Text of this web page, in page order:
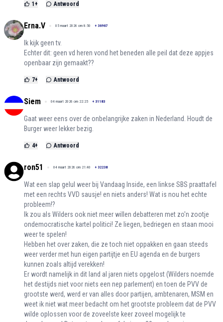
1 + Antwoord
Erna.V 05 maart 2026 om 8:50 + 36967
Ik kijk geen tv.
Echter dit: geen vd heren vond het beneden alle peil dat deze appjes
openbaar zijn gemaakt??
7+ Antwoord
Siem 04 maart 2026 om 22:25 + 31183
Gaat weer eens over de onbelangrijke zaken in Nederland. Houdt de
Burger weer lekker bezig.
4+ Antwoord
ron51 04 maart 2026 om 21:40 + 32238
Wat een slap gelul weer bij Vandaag Inside, een linkse SBS praattafel
met een rechts VVD sausje! en niets anders! Wat is nou het echte
probleem!?
Ik zou als Wilders ook niet meer willen debatteren met zo'n zootje
ondemocratische kartel politici! Ze liegen, bedriegen en staan mooi
weer te spelen!
Hebben het over zaken, die ze toch niet oppakken en gaan steeds
weer verder met hun eigen partijtje en EU agenda en de burgers
kunnen zoals altijd verekken!
Er wordt namelijk in dit land al jaren niets opgelost (Wilders noemde
het destijds niet voor niets een nep parlement) en toen de PVV de
grootste werd, werd er van alles door partijen, ambtenaren, MSM en
weet ik niet wat meer bedacht om het grootste probleem dat de PVV
wilde oplossen voor de zoveelste keer zoveel mogelijk te